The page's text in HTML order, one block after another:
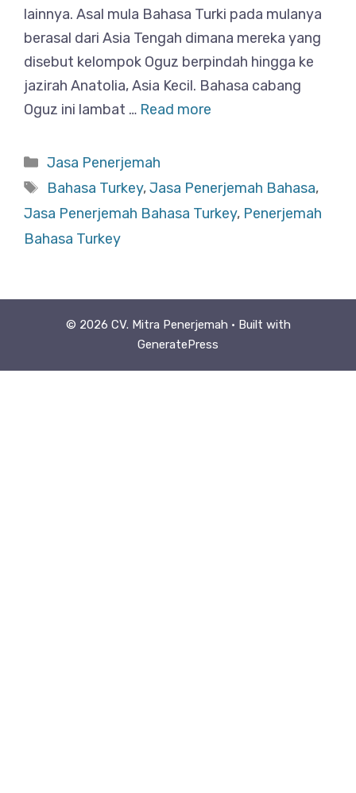
lainnya. Asal mula Bahasa Turki pada mulanya
berasal dari Asia Tengah dimana mereka yang
disebut kelompok Oguz berpindah hingga ke
jazirah Anatolia, Asia Kecil. Bahasa cabang
Oguz ini lambat … Read more
Categories
Jasa Penerjemah
Tags
Bahasa Turkey,Jasa Penerjemah Bahasa,
Jasa Penerjemah Bahasa Turkey, Penerjemah
Bahasa Turkey
© 2026 CV. Mitra Penerjemah • Built with
GeneratePress